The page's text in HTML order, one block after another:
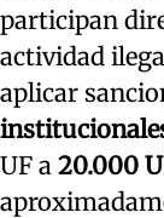
participan
actividad
aplicar
UF a 20.000